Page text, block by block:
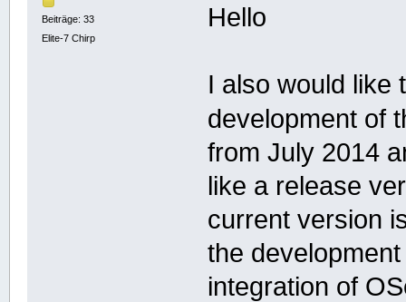
Beiträge: 33
Elite-7 Chirp
Hello
I also would like
development of
from July 2014
like a release
current version
the
integration of